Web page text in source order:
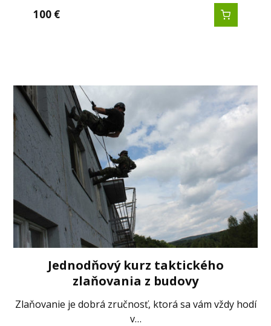
100€
Jednodňový kurz taktického
zlaňovania z budovy
Zlaňovanie je dobrá zručnosť, ktorá sa vám vždy hodí
v…